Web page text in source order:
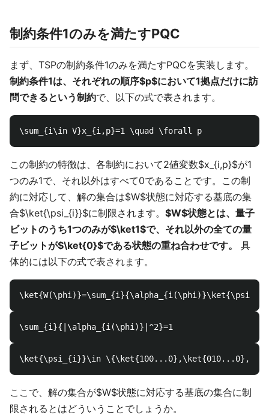
制約条件1のみを満たすPQC
まず、TSPの制約条件1のみを満たすPQCを実装します。
制約条件1は、それぞれの順序$p$において1拠点だけに訪
問できるという制約で、以下の式で表されます。
この制約の特徴は、各制約において2値変数$x_{i,p}$が1
つのみ1で、それ以外はすべて0であることです。この制
約に対応して、解の集合は$W$状態に対応する基底の集
合$\ket{\psi_{i}}$に制限されます。 $W$状態とは、量子
ビットのうち1つのみが$\ket1$で、それ以外の全ての量
子ビットが$\ket{0}$である状態の重ね合わせです。
具
体的には以下の式で表されます。
ここで、解の集合が$W$状態に対応する基底の集合に制
限されるとはどういうことでしょうか。